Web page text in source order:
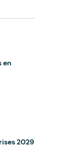
en
2029